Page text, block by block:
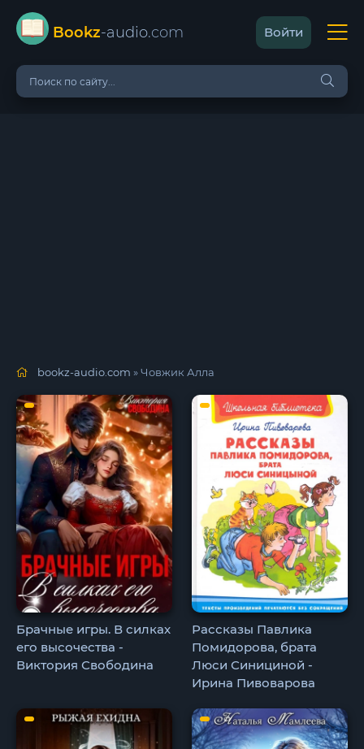
Bookz-audio.com Войти
bookz-audio.com » Човжик Алла
Брачные игры. В силках
его высочества -
Виктория Свободина
Рассказы Павлика
Помидорова, брата
Люси Синициной -
Ирина Пивоварова